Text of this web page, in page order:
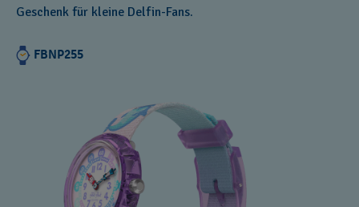
Geschenk für kleine Delfin-Fans.
FBNP255